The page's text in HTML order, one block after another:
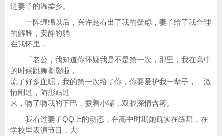
进妻子的温柔乡。
一阵缠绵以后，兴许是看出了我的疑虑，妻子给了我合理
的解释，安静的躺
在我怀里，
「老公，我知道你怀疑我是不是第一次，那里，我在高中
的时候跳舞撕裂啦，
流了好多血呢，我的第一次给了你，你要爱护我一辈子，」激
情刚过，陆彤贴过
来，吻了吻我的下巴，撅着小嘴，双眼深情含雾。
我看过妻子QQ上的动态，在高中时期她确实在练舞，在
学校里表演节目，大